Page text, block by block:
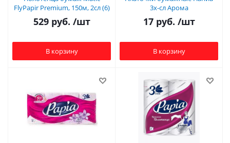
FlyPapir Premium, 150м, 2сл (6)
529руб. /шт
В корзину
3х-сл Арома
17руб. /шт
В корзину